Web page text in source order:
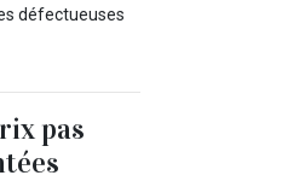
défectueuses
pas